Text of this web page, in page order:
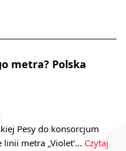
metra? Polska
Pesy do konsorcjum
linii metra „Violet'… Czytaj